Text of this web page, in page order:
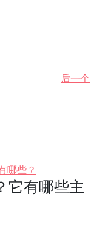
后一个
哪些？
它有哪些主